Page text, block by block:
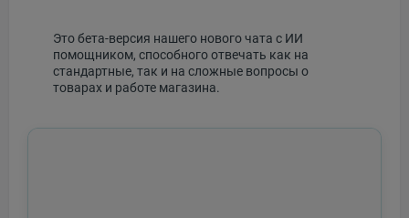
Это бета-версия нашего нового чата с ИИ
помощником, способного отвечать как на
стандартные, так и на сложные вопросы о
товарах и работе магазина.